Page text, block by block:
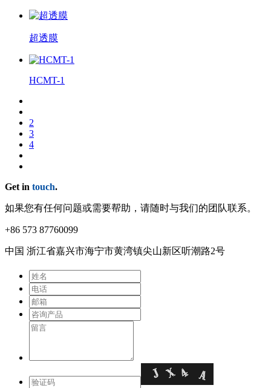
超透膜
HCMT-1
2
3
4
Get in touch.
如果您有任何问题或需要帮助，请随时与我们的团队联系。
+86 573 87760099
中国 浙江省嘉兴市海宁市⻩湾镇尖⼭新区听潮路2号